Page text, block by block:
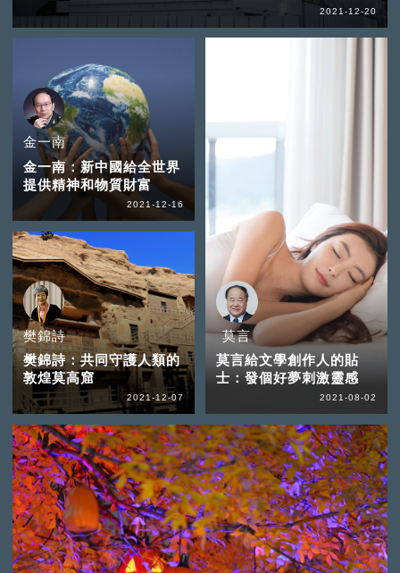
2021-12-20
金一南
金一南：新中國給全世界
提供精神和物質財富
2021-12-16
樊錦詩
樊錦詩：共同守護人類的
敦煌莫高窟
2021-12-07
莫言
莫言給文學創作人的貼
士：發個好夢刺激靈感
2021-08-02